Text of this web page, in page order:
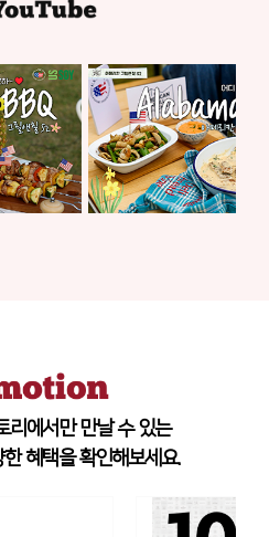
리에서만 만날 수 있는
혜택을 확인해보세요.